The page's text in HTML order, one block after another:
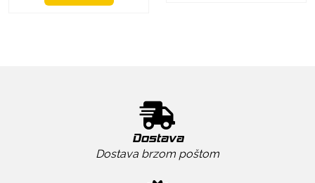
Dostava
Dostava brzom poštom